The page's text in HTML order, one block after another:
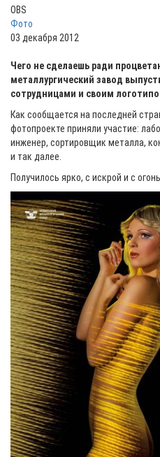
OBS
Фото
03 декабря 2012
Чего не сделаешь ради
металлургический завод
сотрудницами и своим
Как сообщается на последней
фотопроекте приняли участие:
инженер, сортировщик металла,
и так далее.
Получилось ярко, с искрой и с